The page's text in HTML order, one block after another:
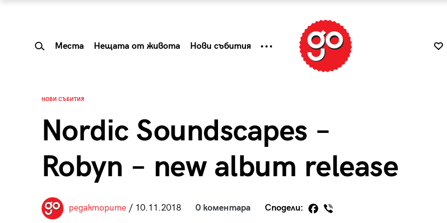
Места Нещата от живота Нови събития
НОВИ СЪБИТИЯ
Nordic Soundscapes –
Robyn – new album release
редакторите/ 10.11.2018 0 коментара Сподели:
Summer Prelude: как
Tender is the Wine – Какво